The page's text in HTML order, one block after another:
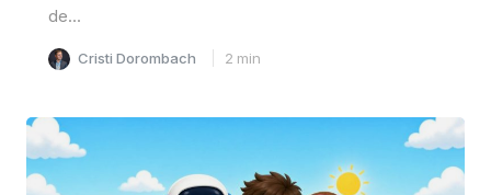
de...
Cristi Dorombach 2 min